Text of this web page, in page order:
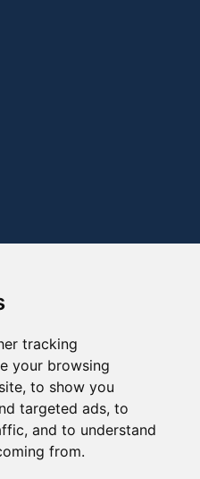
tracking
your browsing
to show you
targeted ads, to
and to understand
from.